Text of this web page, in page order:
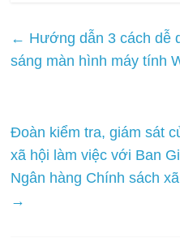
← Hướng dẫn 3 cách dễ
sáng màn hình máy tính
Đoàn kiểm tra, giám sát
xã hội làm việc với Ban
Ngân hàng Chính sách
→